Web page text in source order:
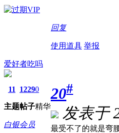
回复
使用道具 举报
爱好者吃吗
11
主题
1229
帖子
0
精华
白银会员
20#
发表于
最受不了的就是弯